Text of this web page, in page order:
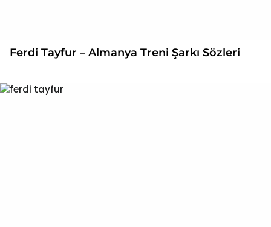
Ferdi Tayfur – Almanya Treni Şarkı Sözleri